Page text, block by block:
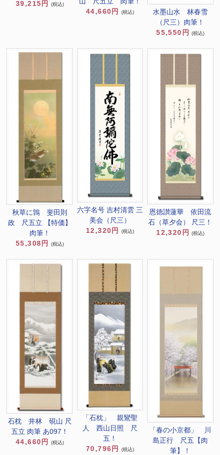
39,215円 (税込)
44,660円
(税込)
水墨山水 林春雪
（尺三）肉筆！
55,550円
(税込)
秋草に鶉 斐田則
政 尺五立 【特価】
肉筆！
55,308円
(税込)
六字名号 吉村清雲 三
美会（尺三）
12,320円
(税込)
恩徳讃蓮華 依田流
石（草夕会） 尺三！
12,320円
(税込)
石枕 井林 硯山 尺
五立 肉筆 あ097！
44,660円
(税込)
「石枕」 親鸞聖
人 西山日照 尺
五！
70,796円
(税込)
「春の小京都」 川
島正行 尺五【肉
筆】！